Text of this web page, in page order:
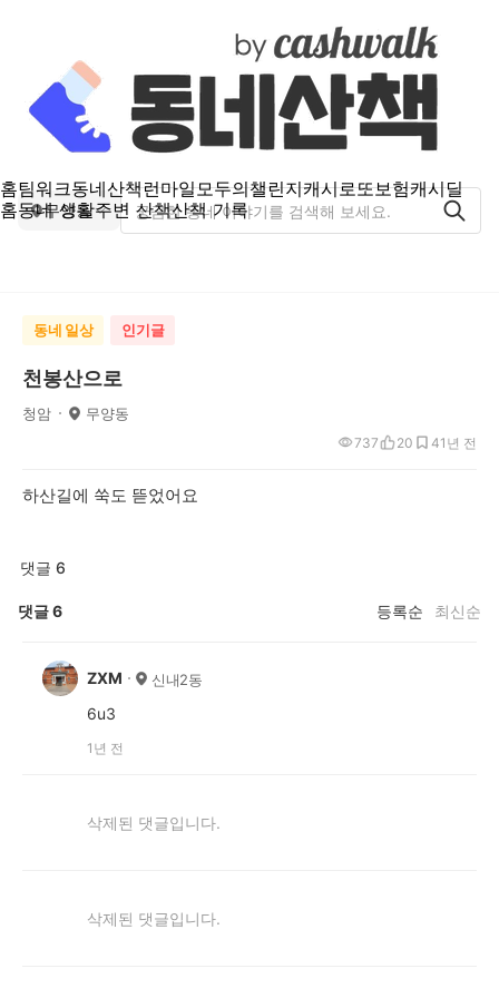
홈팀워크동네산책런마일모두의챌린지캐시로또보험캐시딜
홈동네 생활주변 산책산책 기록
무양동
동네 일상 인기글
천봉산으로
청암 무양동
1년 전
737 20 4
하산길에 쑥도 뜯었어요
댓글 6
댓글6 등록순 최신순
ZXM 신내2동
6u3
1년 전
삭제된 댓글입니다.
삭제된 댓글입니다.